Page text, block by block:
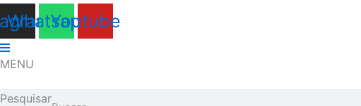
Whatsapp
Youtube
MENU
Pesquisar